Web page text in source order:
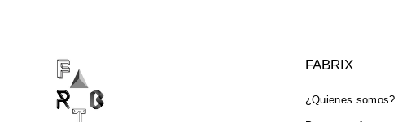
FABRIX
¿Quienes somos?